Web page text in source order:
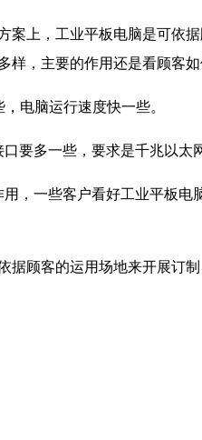
上，工业平板电脑是可依
样，主要的作用还是看顾客如
电脑运行速度快一些。
要多一些，要求是千兆以太
，一些客户看好工业平板
顾客的运用场地来开展订